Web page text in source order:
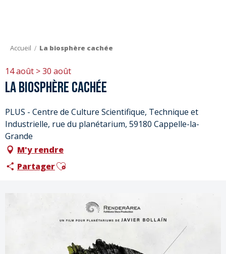
Accueil La biosphère cachée
14 août > 30 août
La biosphère cachée
PLUS - Centre de Culture Scientifique, Technique et
Industrielle, rue du planétarium, 59180 Cappelle-la-
Grande
M'y rendre
PartagerAjouter aux favoris